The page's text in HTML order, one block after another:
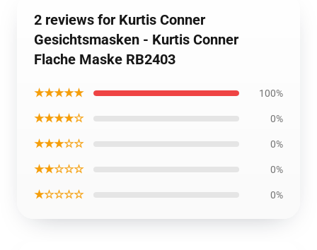
2 reviews for Kurtis Conner
Gesichtsmasken - Kurtis Conner
Flache Maske RB2403
★★★★★ 100%
★★★★☆ 0%
★★★☆☆ 0%
★★☆☆☆ 0%
★☆☆☆☆ 0%